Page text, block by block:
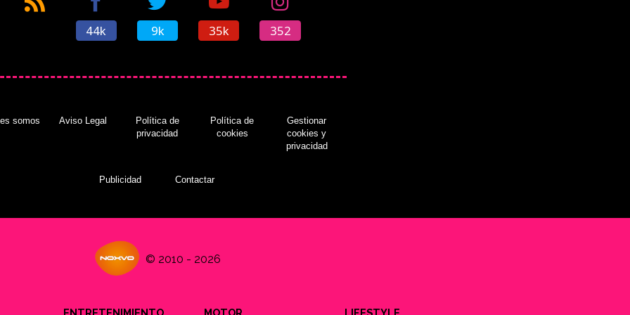
44k 9k 35k 352
somos Aviso Legal
Política de
privacidad
Política de
cookies
Gestionar
cookies y
privacidad
Publicidad Contactar
© 2010 - 2026
ENTRETENIMIENTO MOTOR LIFESTYLE